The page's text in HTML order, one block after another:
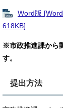
Word版
618KB]
※市政推進課から
す。
提出方法​